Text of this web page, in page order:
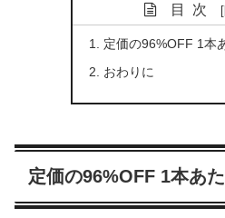
目次
定価の96%OFF 1本
おわりに
定価の96%OFF 1本あ